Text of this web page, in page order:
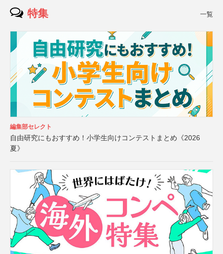
特集 一覧
編集部セレクト
自由研究にもおすすめ！小学生向けコンテストまとめ《2026
夏》